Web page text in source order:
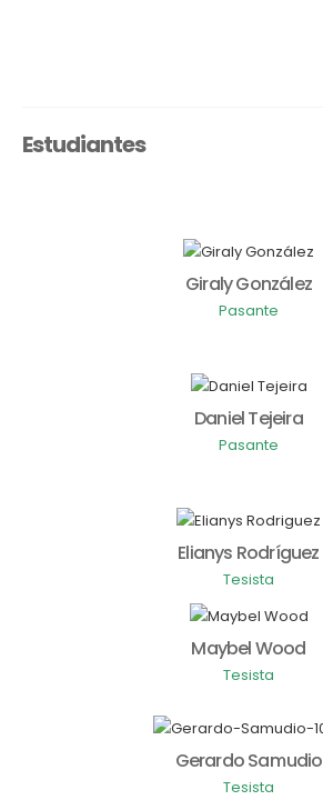
Estudiantes
Giraly González
Pasante
Daniel Tejeira
Pasante
Elianys Rodríguez
Tesista
Maybel Wood
Tesista
Gerardo Samudio
Tesista